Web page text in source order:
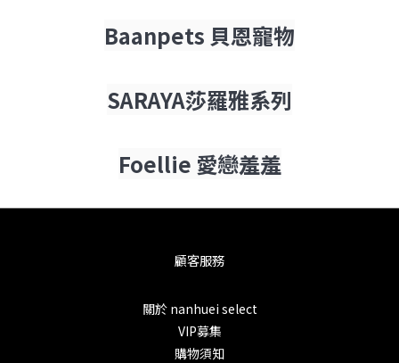
Baanpets 貝恩寵物
SARAYA莎羅雅系列
Foellie 愛戀羞羞
顧客服務
關於 nanhuei select
VIP募集
購物須知